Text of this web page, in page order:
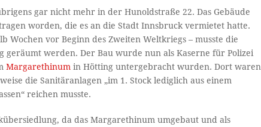
gar nicht mehr in der Hunoldstraße 22. Das Gebäude
worden, die es an die Stadt Innsbruck vermietet hatte.
Wochen vor Beginn des Zweiten Weltkriegs – musste die
werden. Der Bau wurde nun als Kaserne für Polizei
Margarethinum in Hötting untergebracht wurden. Dort waren
die Sanitäranlagen „im 1. Stock lediglich aus einem
reichen musste.
da das Margarethinum umgebaut und als